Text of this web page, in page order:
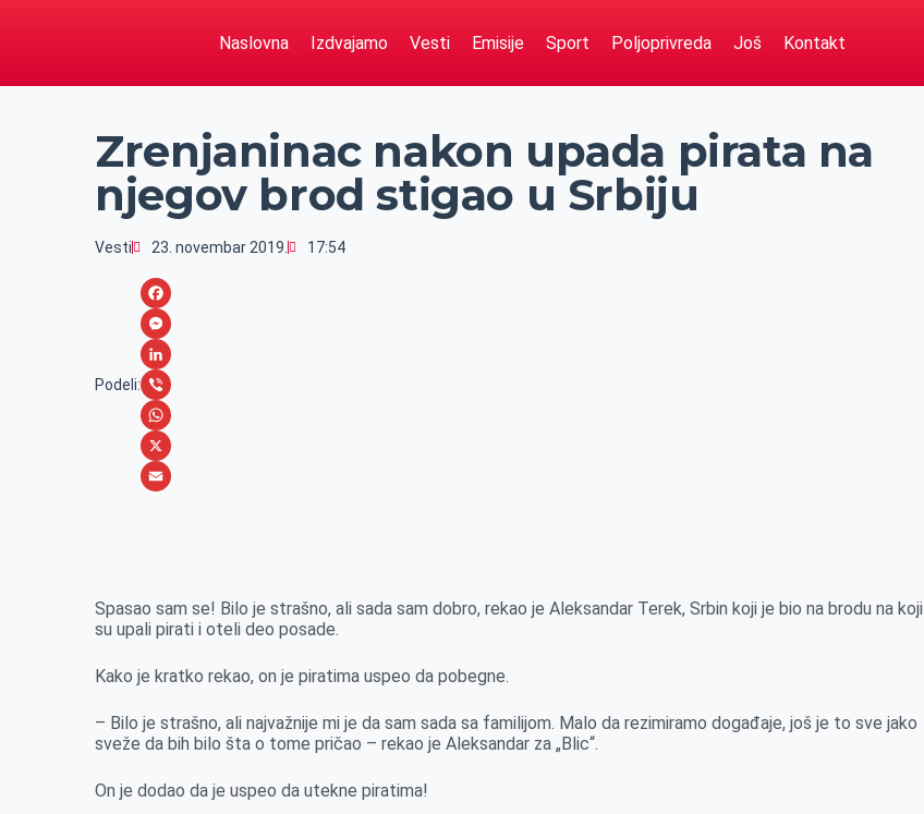
Naslovna Izdvajamo Vesti Emisije Sport Poljoprivreda Još Kontakt
Zrenjaninac nakon upada pirata na
njegov brod stigao u Srbiju
Vesti 23. novembar 2019. 17:54
Podeli:
F
a
c
e
b
o
M
e
s
s
e
L
i
n
k
V
i
b
W
h
p
X
l
Spasao sam se! Bilo je strašno, ali sada sam dobro, rekao je Aleksandar Terek, Srbin koji je bio na brodu na koji
su upali pirati i oteli deo posade.
Kako je kratko rekao, on je piratima uspeo da pobegne.
– Bilo je strašno, ali najvažnije mi je da sam sada sa familijom. Malo da rezimiramo događaje, još je to sve jako
sveže da bih bilo šta o tome pričao – rekao je Aleksandar za „Blic“.
On je dodao da je uspeo da utekne piratima!